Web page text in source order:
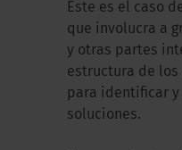
Este es el caso
que involucra a
y otras partes
estructura de
para identificar
soluciones.